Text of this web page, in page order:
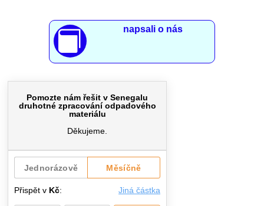
 napsali o nás